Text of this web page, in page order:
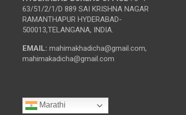
63/51/2/1/D 889 SAI KRISHNA NAGAR
RAMANTHAPUR HYDERABAD-
500013,TELANGANA, INDIA.
EMAIL: mahimakhadicha@gmail.com,
mahimakadicha@gmail.com
Marathi